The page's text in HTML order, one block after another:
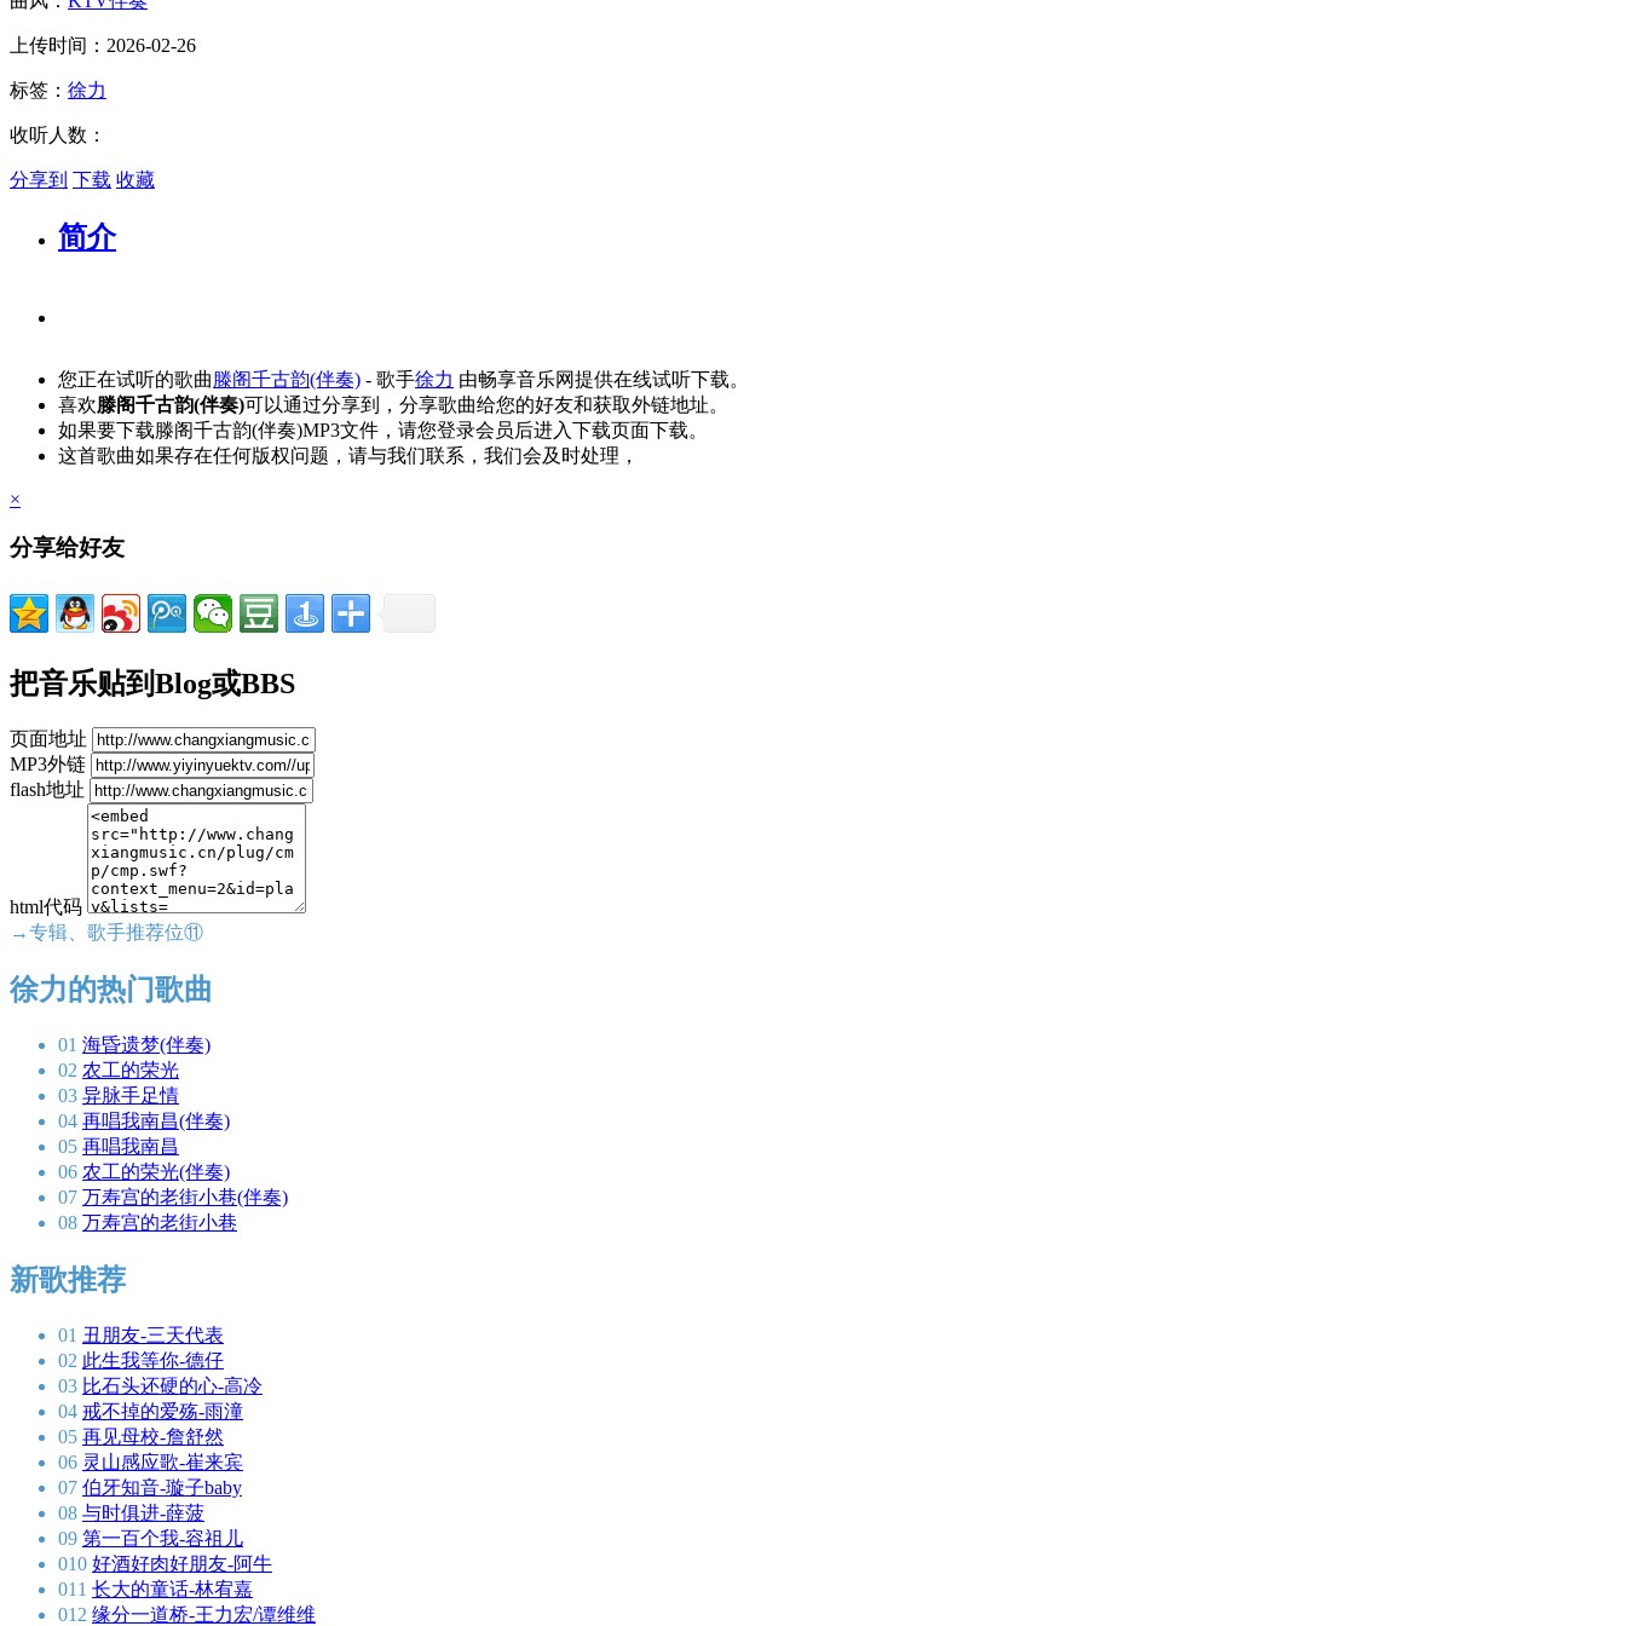
上传时间：2026-02-26
标签： 徐力
收听人数：
分享到 下载 收藏
简介
您正在试听的歌曲滕阁千古韵(伴奏) - 歌手徐力 由畅享音乐网提供在线试听下载。
喜欢滕阁千古韵(伴奏)可以通过分享到，分享歌曲给您的好友和获取外链地址。
如果要下载滕阁千古韵(伴奏)MP3文件，请您登录会员后进入下载页面下载。
这首歌曲如果存在任何版权问题，请与我们联系，我们会及时处理，
×
分享给好友
把音乐贴到Blog或BBS
页面地址
MP3外链
flash地址
html代码
→专辑、歌手推荐位⑪
徐力的热门歌曲
01 海昏遗梦(伴奏)
02 农工的荣光
03 异脉手足情
04 再唱我南昌(伴奏)
05 再唱我南昌
06 农工的荣光(伴奏)
07 万寿宫的老街小巷(伴奏)
08 万寿宫的老街小巷
新歌推荐
01 丑朋友-三天代表
02 此生我等你-德仔
03 比石头还硬的心-高冷
04 戒不掉的爱殇-雨潼
05 再见母校-詹舒然
06 灵山感应歌-崔来宾
07 伯牙知音-璇子baby
08 与时俱进-薛菠
09 第一百个我-容祖儿
010 好酒好肉好朋友-阿牛
011 长大的童话-林宥嘉
012 缘分一道桥-王力宏/谭维维